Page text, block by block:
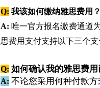
Q: 我该如何缴纳雅思费用？
A: 唯一官方报名缴费通道
思费用支付支持以下三个
Q: 如何确认我的雅思费用
A: 不论您采用何种付款